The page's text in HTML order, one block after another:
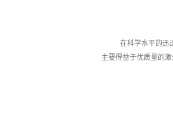
在科学水平的迅
主要得益于优质量的